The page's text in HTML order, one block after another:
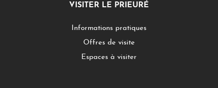
VISITER LE PRIEURÉ
Informations pratiques
Offres de visite
Espaces à visiter